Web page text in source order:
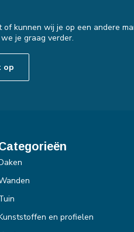
kunnen wij je op een andere
je graag verder.
op
en profielen